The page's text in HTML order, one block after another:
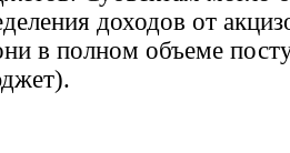
доходов от
в полном объеме